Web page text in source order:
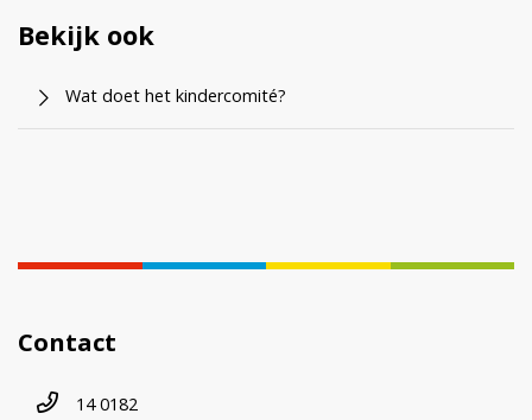
Bekijk ook
Wat doet het kindercomité?
Contact
Telefoonnummer
14 0182